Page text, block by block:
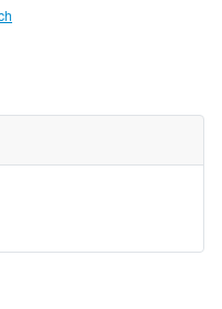
EV3: Le logiciel